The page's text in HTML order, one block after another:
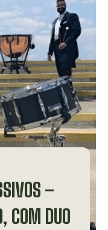
–
COM DUO